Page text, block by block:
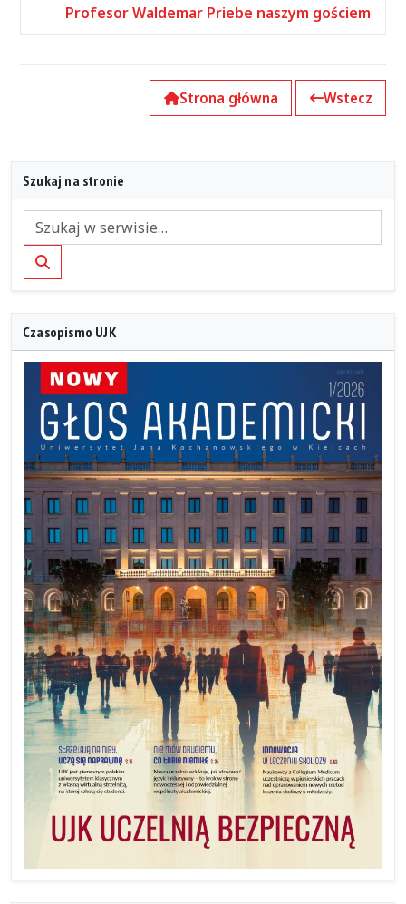
Profesor Waldemar Priebe naszym gościem
Strona główna Wstecz
Szukaj na stronie
Szukaj
Czasopismo UJK